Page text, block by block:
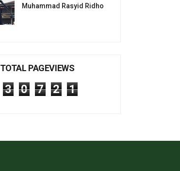
Muhammad Rasyid Ridho
TOTAL PAGEVIEWS
3 0 7 2 1